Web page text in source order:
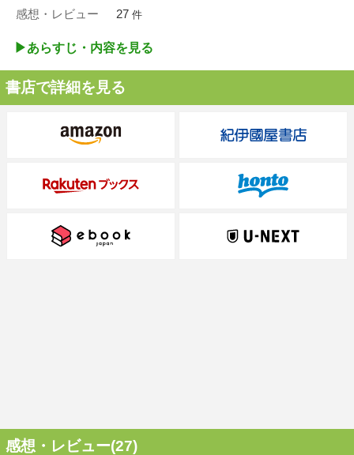
感想・レビュー 27 件
▶︎あらすじ・内容を見る
書店で詳細を見る
感想・レビュー(27)